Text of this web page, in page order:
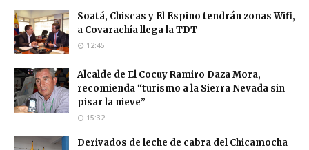
Soatá, Chiscas y El Espino tendrán zonas Wifi,
a Covarachía llega la TDT
12:45
Alcalde de El Cocuy Ramiro Daza Mora,
recomienda “turismo a la Sierra Nevada sin
pisar la nieve”
15:32
Derivados de leche de cabra del Chicamocha